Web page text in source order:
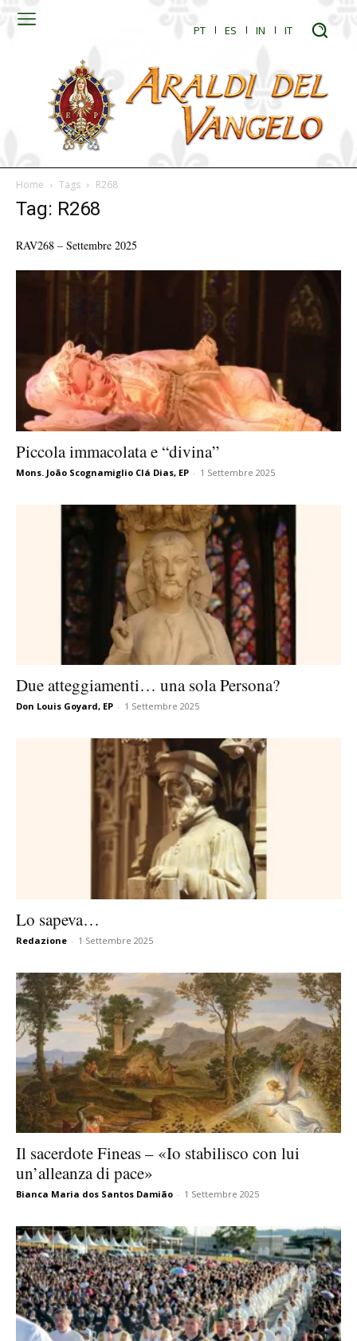
PT ES IN IT
Home Tags R268
Tag: R268
RAV268 – Settembre 2025
Piccola immacolata e “divina”
Mons. João Scognamiglio Clá Dias, EP - 1 Settembre 2025
Due atteggiamenti… una sola Persona?
Don Louis Goyard, EP - 1 Settembre 2025
Lo sapeva…
Redazione - 1 Settembre 2025
Il sacerdote Fineas – «Io stabilisco con lui
un’alleanza di pace»
Bianca Maria dos Santos Damião - 1 Settembre 2025